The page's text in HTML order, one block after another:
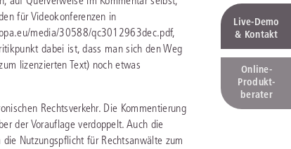
für Videokonferenzen in
media/30588/qc3012963dec.pdf,
dabei ist, dass man sich den Weg
lizenzierten Text) noch etwas
Rechtsverkehr. Die Kommentierung
der Vorauflage verdoppelt. Auch die
Nutzungspflicht für Rechtsanwälte zum
Live‑Demo
& Kontakt
Online-
Produkt­
berater